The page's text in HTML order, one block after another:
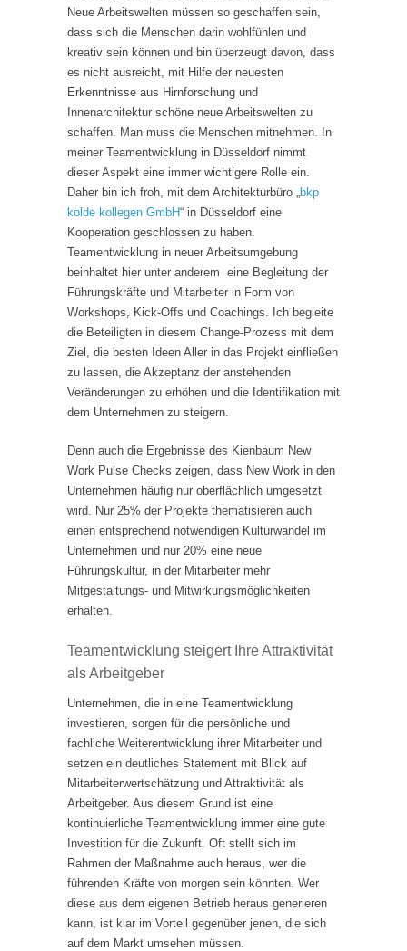
Neue Arbeitswelten müssen so geschaffen sein,
dass sich die Menschen darin wohlfühlen und
kreativ sein können und bin überzeugt davon, dass
es nicht ausreicht, mit Hilfe der neuesten
Erkenntnisse aus Hirnforschung und
Innenarchitektur schöne neue Arbeitswelten zu
schaffen. Man muss die Menschen mitnehmen. In
meiner Teamentwicklung in Düsseldorf nimmt
dieser Aspekt eine immer wichtigere Rolle ein.
Daher bin ich froh, mit dem Architekturbüro „bkp
kolde kollegen GmbH“ in Düsseldorf eine
Kooperation geschlossen zu haben.
Teamentwicklung in neuer Arbeitsumgebung
beinhaltet hier unter anderem eine Begleitung der
Führungskräfte und Mitarbeiter in Form von
Workshops, Kick-Offs und Coachings. Ich begleite
die Beteiligten in diesem Change-Prozess mit dem
Ziel, die besten Ideen Aller in das Projekt einfließen
zu lassen, die Akzeptanz der anstehenden
Veränderungen zu erhöhen und die Identifikation mit
dem Unternehmen zu steigern.
Denn auch die Ergebnisse des Kienbaum New
Work Pulse Checks zeigen, dass New Work in den
Unternehmen häufig nur oberflächlich umgesetzt
wird. Nur 25% der Projekte thematisieren auch
einen entsprechend notwendigen Kulturwandel im
Unternehmen und nur 20% eine neue
Führungskultur, in der Mitarbeiter mehr
Mitgestaltungs- und Mitwirkungsmöglichkeiten
erhalten.
Teamentwicklung steigert Ihre Attraktivität
als Arbeitgeber
Unternehmen, die in eine Teamentwicklung
investieren, sorgen für die persönliche und
fachliche Weiterentwicklung ihrer Mitarbeiter und
setzen ein deutliches Statement mit Blick auf
Mitarbeiterwertschätzung und Attraktivität als
Arbeitgeber. Aus diesem Grund ist eine
kontinuierliche Teamentwicklung immer eine gute
Investition für die Zukunft. Oft stellt sich im
Rahmen der Maßnahme auch heraus, wer die
führenden Kräfte von morgen sein könnten. Wer
diese aus dem eigenen Betrieb heraus generieren
kann, ist klar im Vorteil gegenüber jenen, die sich
auf dem Markt umsehen müssen.